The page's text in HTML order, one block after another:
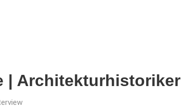
| Architekturhistoriker